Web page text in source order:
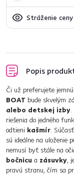
Stráženie
Popis
Či už preferujete
BOAT bude skvelým
alebo detskej izby
riešenia do jedného
odtieni kašmír.
sú ideálne na uloženie
nemusí byť stále na
bočnicu a zásuvky,
pravú stranu, čím sa